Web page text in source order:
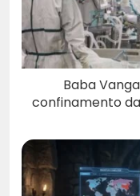
Baba
confinamento